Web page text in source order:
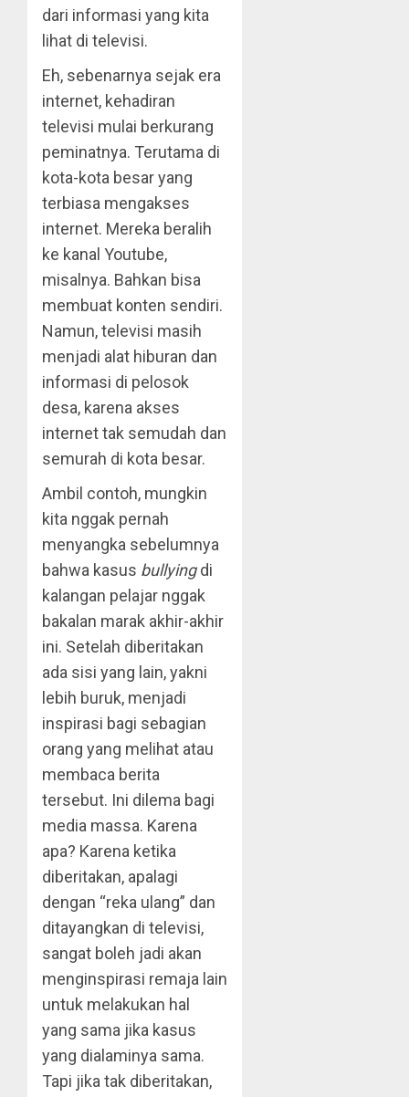
dari informasi yang kita
lihat di televisi.
Eh, sebenarnya sejak era
internet, kehadiran
televisi mulai berkurang
peminatnya. Terutama di
kota-kota besar yang
terbiasa mengakses
internet. Mereka beralih
ke kanal Youtube,
misalnya. Bahkan bisa
membuat konten sendiri.
Namun, televisi masih
menjadi alat hiburan dan
informasi di pelosok
desa, karena akses
internet tak semudah dan
semurah di kota besar.
Ambil contoh, mungkin
kita nggak pernah
menyangka sebelumnya
bahwa kasus bullyingdi
kalangan pelajar nggak
bakalan marak akhir-akhir
ini. Setelah diberitakan
ada sisi yang lain, yakni
lebih buruk, menjadi
inspirasi bagi sebagian
orang yang melihat atau
membaca berita
tersebut. Ini dilema bagi
media massa. Karena
apa? Karena ketika
diberitakan, apalagi
dengan “reka ulang” dan
ditayangkan di televisi,
sangat boleh jadi akan
menginspirasi remaja lain
untuk melakukan hal
yang sama jika kasus
yang dialaminya sama.
Tapi jika tak diberitakan,